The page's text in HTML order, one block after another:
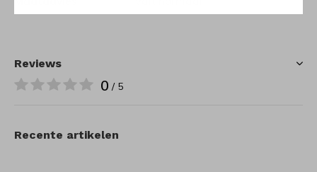
Reviews
0 / 5
Recente artikelen